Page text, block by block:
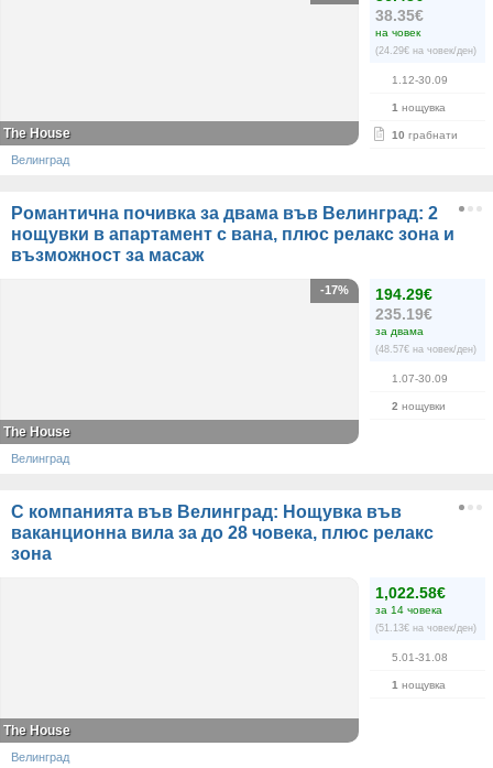
38.35€
на човек
(24.29€ на човек/ден)
1.12-30.09
1 нощувка
10 грабнати
The House
Велинград
Романтична почивка за двама във Велинград: 2
нощувки в апартамент с вана, плюс релакс зона и
възможност за масаж
194.29€
235.19€
за двама
(48.57€ на човек/ден)
1.07-30.09
2 нощувки
-17%
The House
Велинград
С компанията във Велинград: Нощувка във
ваканционна вила за до 28 човека, плюс релакс
зона
1,022.58€
за 14 човека
(51.13€ на човек/ден)
5.01-31.08
1 нощувка
The House
Велинград